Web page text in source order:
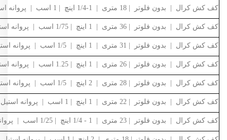
کف کش کرال | بدون فلوتر | 18 متری | 1-1/4 اینچ | 1 اسب | پروانه استیل | QSX-41815-NS
کف کش کرال | بدون فلوتر | 36 متری | 1 اینچ | 1/75 اسب | پروانه استیل | QSX-33610-NS
کف کش کرال | بدون فلوتر | 31 متری | 1 اینچ | 1/5 اسب | پروانه استیل | QSX-33110-NS
کف کش کرال | بدون فلوتر | 26 متری | 1 اینچ | 1.25 اسب | پروانه استیل | QSX-32610-NS
کف کش کرال | بدون فلوتر | 28 متری | 2 اینچ | 1/5 اسب | پروانه استیل | QSX-62814-NS
کف کش کرال | بدون فلوتر | 22 متری | 1 اینچ | 1 اسب | پروانه استیل | QSX-32212-NS
کف کش کرال | بدون فلوتر | 23 متری | 1 - 1/4 اینچ | 1/25 اسب | پروانه استیل | QSX-42315-NS